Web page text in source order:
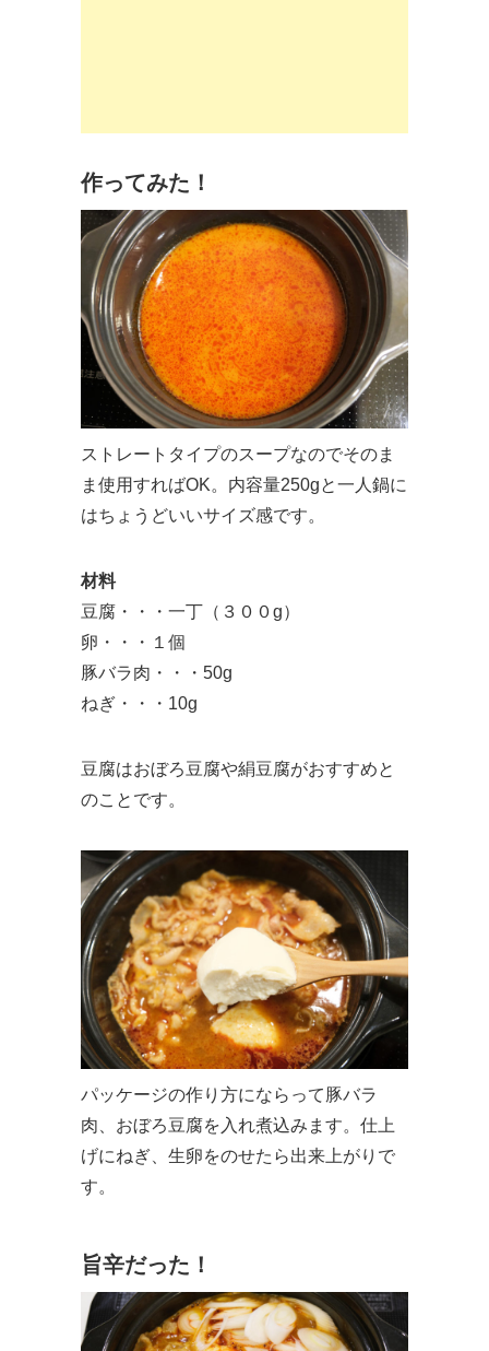
作ってみた！
ストレートタイプのスープなのでそのま
ま使用すればOK。内容量250gと一人鍋に
はちょうどいいサイズ感です。
材料
豆腐・・・一丁（３００g）
卵・・・１個
豚バラ肉・・・50g
ねぎ・・・10g
豆腐はおぼろ豆腐や絹豆腐がおすすめと
のことです。
パッケージの作り方にならって豚バラ
肉、おぼろ豆腐を入れ煮込みます。仕上
げにねぎ、生卵をのせたら出来上がりで
す。
旨辛だった！